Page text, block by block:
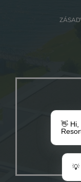
👋 Hi,
💡